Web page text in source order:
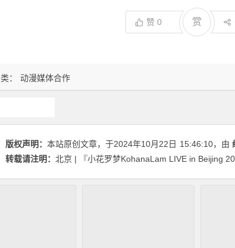
： 动漫媒体合作
赞 0 赏
版权声明： 本站原创文章，于2024年10月22日 15:46:10，由
转载请注明： 北京 | 『小花罗梦KohanaLam LIVE in Beijing